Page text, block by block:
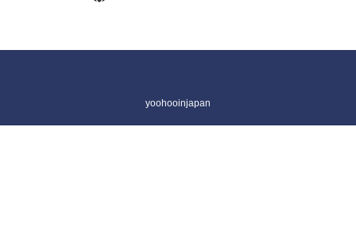
yoohooinjapan